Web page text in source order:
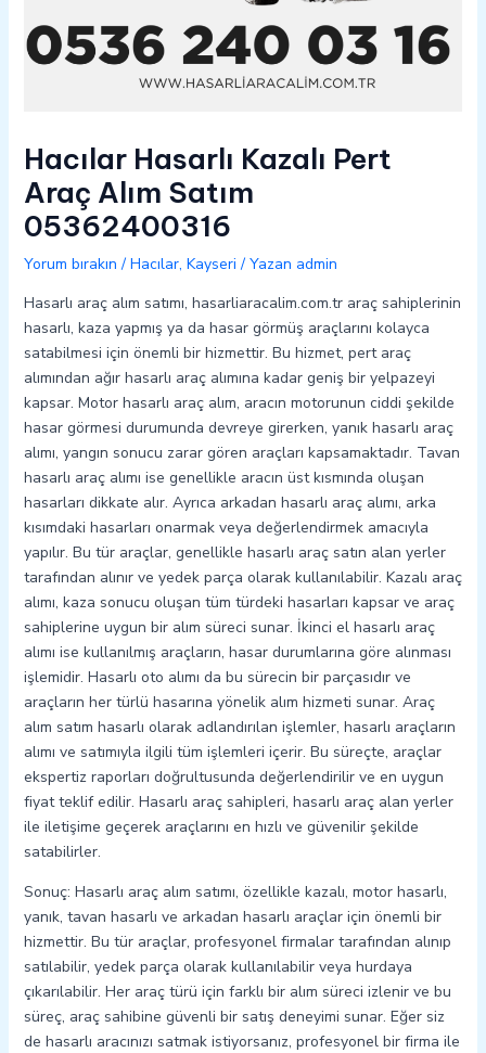
Hacılar Hasarlı Kazalı Pert
Araç Alım Satım
05362400316
Yorum bırakın / Hacılar, Kayseri / Yazan admin
Hasarlı araç alım satımı, hasarliaracalim.com.tr araç sahiplerinin
hasarlı, kaza yapmış ya da hasar görmüş araçlarını kolayca
satabilmesi için önemli bir hizmettir. Bu hizmet, pert araç
alımından ağır hasarlı araç alımına kadar geniş bir yelpazeyi
kapsar. Motor hasarlı araç alım, aracın motorunun ciddi şekilde
hasar görmesi durumunda devreye girerken, yanık hasarlı araç
alımı, yangın sonucu zarar gören araçları kapsamaktadır. Tavan
hasarlı araç alımı ise genellikle aracın üst kısmında oluşan
hasarları dikkate alır. Ayrıca arkadan hasarlı araç alımı, arka
kısımdaki hasarları onarmak veya değerlendirmek amacıyla
yapılır. Bu tür araçlar, genellikle hasarlı araç satın alan yerler
tarafından alınır ve yedek parça olarak kullanılabilir. Kazalı araç
alımı, kaza sonucu oluşan tüm türdeki hasarları kapsar ve araç
sahiplerine uygun bir alım süreci sunar. İkinci el hasarlı araç
alımı ise kullanılmış araçların, hasar durumlarına göre alınması
işlemidir. Hasarlı oto alımı da bu sürecin bir parçasıdır ve
araçların her türlü hasarına yönelik alım hizmeti sunar. Araç
alım satım hasarlı olarak adlandırılan işlemler, hasarlı araçların
alımı ve satımıyla ilgili tüm işlemleri içerir. Bu süreçte, araçlar
ekspertiz raporları doğrultusunda değerlendirilir ve en uygun
fiyat teklif edilir. Hasarlı araç sahipleri, hasarlı araç alan yerler
ile iletişime geçerek araçlarını en hızlı ve güvenilir şekilde
satabilirler.
Sonuç: Hasarlı araç alım satımı, özellikle kazalı, motor hasarlı,
yanık, tavan hasarlı ve arkadan hasarlı araçlar için önemli bir
hizmettir. Bu tür araçlar, profesyonel firmalar tarafından alınıp
satılabilir, yedek parça olarak kullanılabilir veya hurdaya
çıkarılabilir. Her araç türü için farklı bir alım süreci izlenir ve bu
süreç, araç sahibine güvenli bir satış deneyimi sunar. Eğer siz
de hasarlı aracınızı satmak istiyorsanız, profesyonel bir firma ile